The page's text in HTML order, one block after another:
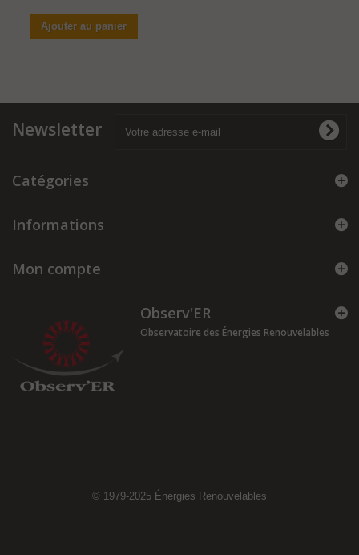
Ajouter au panier
Newsletter
Catégories
Informations
Mon compte
Observ'ER
Observatoire des Énergies Renouvelables
© 1979-2025 Énergies Renouvelables